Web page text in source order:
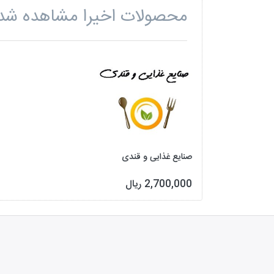
محصولات اخیرا مشاهده
صنایع غذایی و قندی
2,700,000 ریال